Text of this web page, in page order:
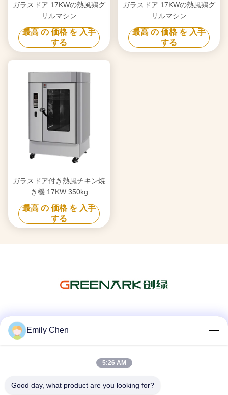
ガラスドア 17KWの熱風鶏グ
リルマシン
最高 の 価格 を 入手
する
ガラスドア 17KWの熱風鶏グ
リルマシン
最高 の 価格 を 入手
する
ガラスドア付き熱風チキン焼
き機 17KW 350kg
最高 の 価格 を 入手
する
テレ
Emily Chen
5:26 AM
Good day, what product are you looking for?